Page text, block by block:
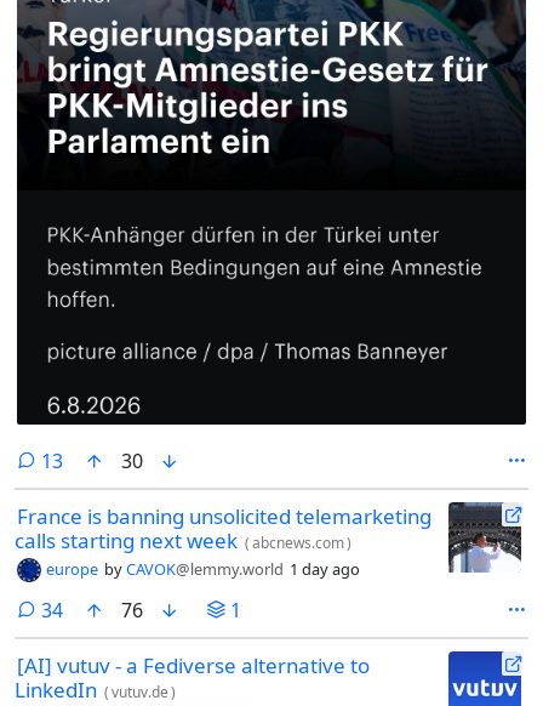
13comments
30
France is banning unsolicited telemarketing
calls starting next week (abcnews.com)
europe byCAVOK@lemmy.world 1 day ago
34comments
76 1
[AI] vutuv - a Fediverse alternative to
LinkedIn (vutuv.de)